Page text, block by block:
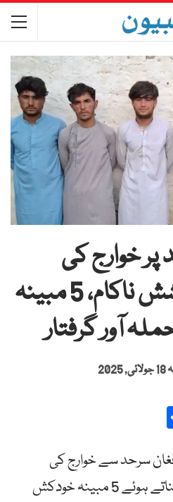
خوارج کی
دراندازی کی کوشش ناکام، 5 مبینہ
آور گرفتار
سرحد سے خوارج کی
دراندازی کی کوشش ناکام بناتے ہوئے 5 مبینہ خودکش